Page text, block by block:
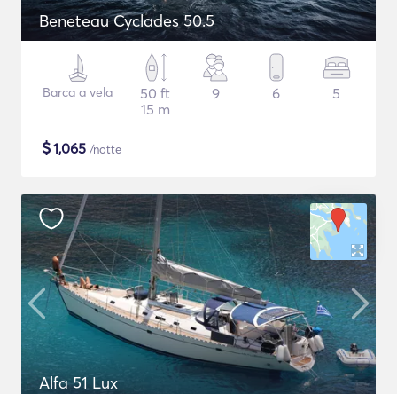
Beneteau Cyclades 50.5
Barca a vela
50 ft
15 m
9 6 5
$1,065 /notte
Alfa 51 Lux